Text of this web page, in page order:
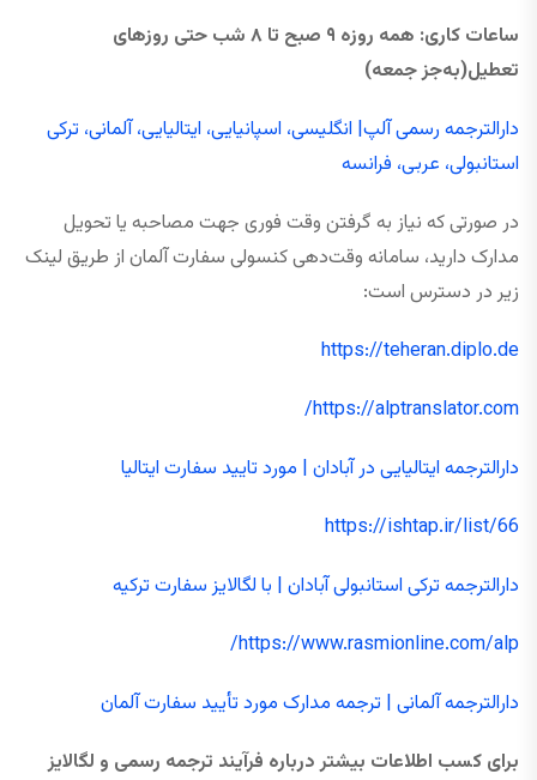
ساعات کاری: همه ‌روزه ۹ صبح تا ۸ شب حتی روزهای
تعطیل(به‌جز جمعه)
دارالترجمه رسمی آلپ| انگلیسی، اسپانیایی، ایتالیایی، آلمانی، ترکی
استانبولی، عربی، فرانسه
در صورتی که نیاز به گرفتن وقت فوری جهت مصاحبه یا تحویل
مدارک دارید، سامانه وقت‌دهی کنسولی سفارت آلمان از طریق لینک
زیر در دسترس است:
https://teheran.diplo.de
https://alptranslator.com/
دارالترجمه ایتالیایی در آبادان | مورد تایید سفارت ایتالیا
https://ishtap.ir/list/66
دارالترجمه ترکی استانبولی آبادان | با لگالایز سفارت ترکیه
https://www.rasmionline.com/alp/
دارالترجمه آلمانی | ترجمه مدارک مورد تأیید سفارت آلمان
برای کسب اطلاعات بیشتر درباره فرآیند ترجمه رسمی و لگالایز